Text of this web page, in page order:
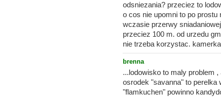
odsniezania? przeciez to
o cos nie upomni to po
wczasie przerwy
przeciez 100 m. od urzedu
nie trzeba korzystac.
brenna
...lodowisko to maly problem
osrodek "savanna" to
"flamkuchen" powinno